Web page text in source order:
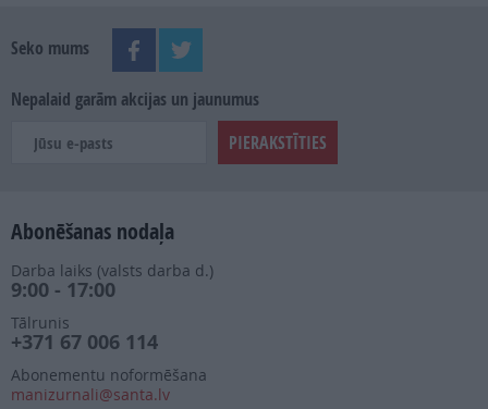
Seko mums
Nepalaid garām akcijas un jaunumus
Abonēšanas nodaļa
Darba laiks (valsts darba d.)
9:00 - 17:00
Tālrunis
+371 67 006 114
Abonementu noformēšana
manizurnali@santa.lv